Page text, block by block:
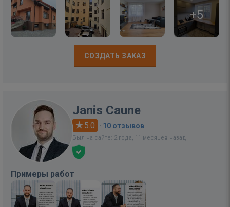
+5
СОЗДАТЬ ЗАКАЗ
Janis Caune
5.0 · 10 отзывов
Был на сайте: 2 года, 11 месяцев назад
Примеры работ